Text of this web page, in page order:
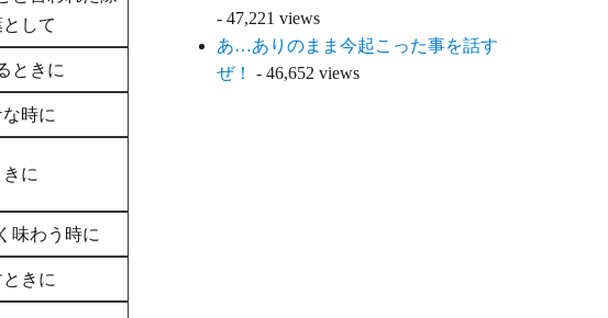
して
ときに
時に
に
味わう時に
きに
- 47,221 views
あ…ありのまま今起こった事を話す
ぜ！
- 46,652 views